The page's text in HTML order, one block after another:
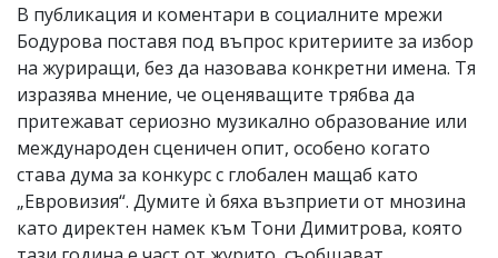
В публикация и коментари в социалните мрежи
Бодурова поставя под въпрос критериите за избор
на журиращи, без да назовава конкретни имена. Тя
изразява мнение, че оценяващите трябва да
притежават сериозно музикално образование или
международен сценичен опит, особено когато
става дума за конкурс с глобален мащаб като
„Евровизия“. Думите ѝ бяха възприети от мнозина
като директен намек към Тони Димитрова, която